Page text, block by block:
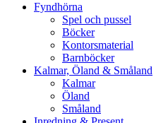
Fyndhörna
Spel och pussel
Böcker
Kontorsmaterial
Barnböcker
Kalmar, Öland & Småland
Kalmar
Öland
Småland